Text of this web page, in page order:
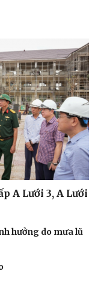
A Lưới 3, A Lưới
hưởng do mưa lũ